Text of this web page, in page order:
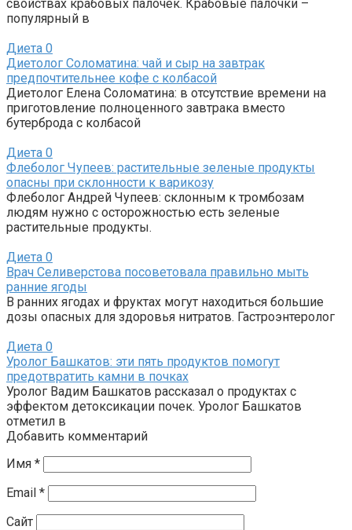
свойствах крабовых палочек. Крабовые палочки –
популярный в
Диета 0
Диетолог Соломатина: чай и сыр на завтрак
предпочтительнее кофе с колбасой
Диетолог Елена Соломатина: в отсутствие времени на
приготовление полноценного завтрака вместо
бутерброда с колбасой
Диета 0
Флеболог Чупеев: растительные зеленые продукты
опасны при склонности к варикозу
Флеболог Андрей Чупеев: склонным к тромбозам
людям нужно с осторожностью есть зеленые
растительные продукты.
Диета 0
Врач Селиверстова посоветовала правильно мыть
ранние ягоды
В ранних ягодах и фруктах могут находиться большие
дозы опасных для здоровья нитратов. Гастроэнтеролог
Диета 0
Уролог Башкатов: эти пять продуктов помогут
предотвратить камни в почках
Уролог Вадим Башкатов рассказал о продуктах с
эффектом детоксикации почек. Уролог Башкатов
отметил в
Добавить комментарий
Имя *
Email *
Сайт